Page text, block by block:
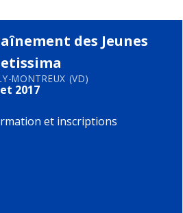
des Jeunes
MONTREUX (VD)
2017
et inscriptions